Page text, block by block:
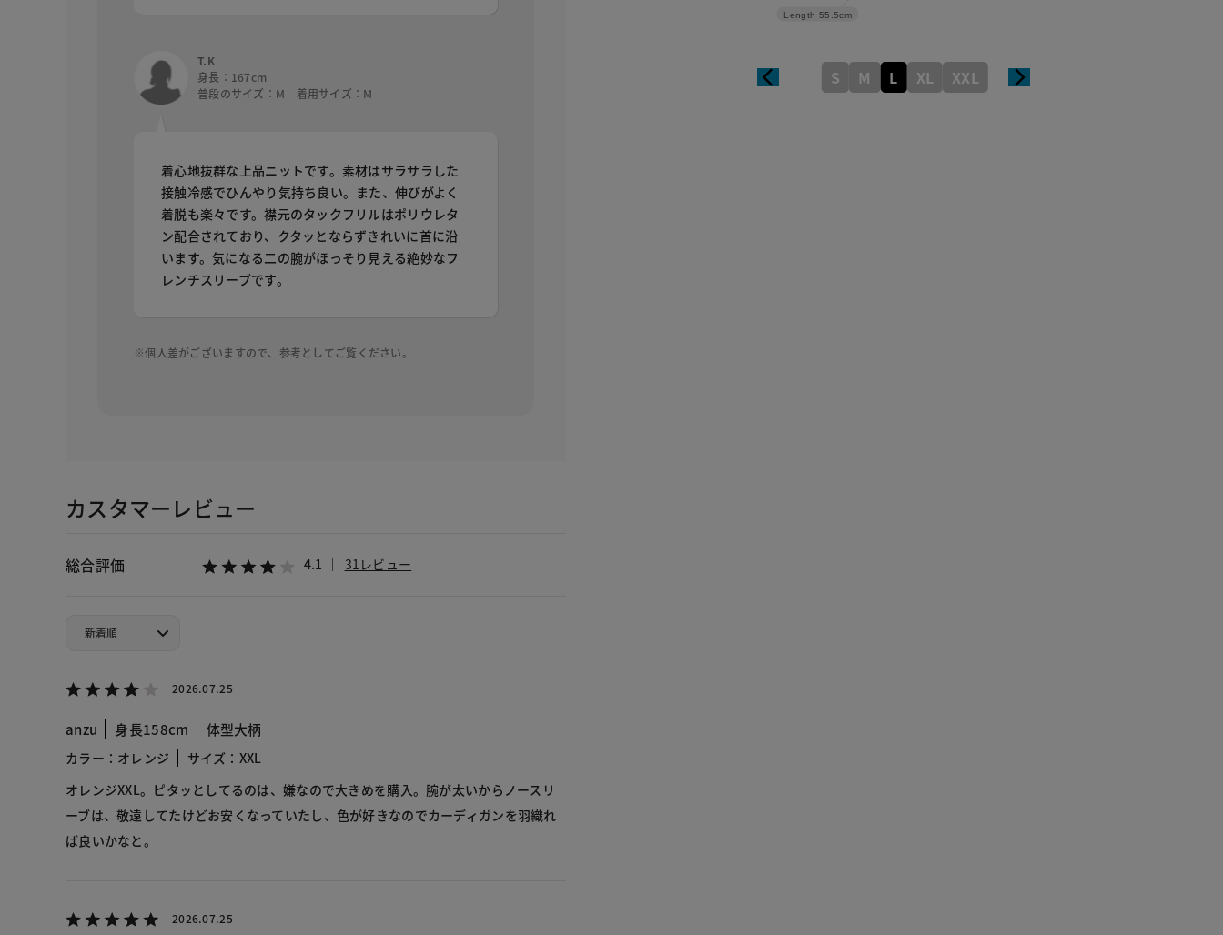
T.K
身長：167cm
普段のサイズ：M 着用サイズ：M
着心地抜群な上品ニットです。素材はサラサラした
接触冷感でひんやり気持ち良い。また、伸びがよく
着脱も楽々です。襟元のタックフリルはポリウレタ
ン配合されており、クタッとならずきれいに首に沿
います。気になる二の腕がほっそり見える絶妙なフ
レンチスリーブです。
※個人差がございますので、参考としてご覧ください。
カスタマーレビュー
総合評価 4.1 31レビュー
2026.07.25
anzu 身長158cm 体型大柄
カラー：オレンジ
サイズ：XXL
オレンジXXL。ピタッとしてるのは、嫌なので大きめを購入。腕が太いからノースリ
ーブは、敬遠してたけどお安くなっていたし、色が好きなのでカーディガンを羽織れ
ば良いかなと。
2026.07.25
Length 55.5cm
S M L XL XXL